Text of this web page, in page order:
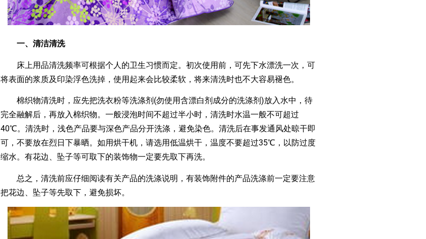
一、清洁清洗
床上用品清洗频率可根据个人的卫生习惯而定。初次使用前，可先下水漂洗一次，可
将表面的浆质及印染浮色洗掉，使用起来会比较柔软，将来清洗时也不大容易褪色。
棉织物清洗时，应先把洗衣粉等洗涤剂(勿使用含漂白剂成分的洗涤剂)放入水中，待
完全融解后，再放入棉织物。一般浸泡时间不超过半小时，清洗时水温一般不可超过
40℃。清洗时，浅色产品要与深色产品分开洗涤，避免染色。清洗后在事发通风处晾干即
可，不要放在烈日下暴晒。如用烘干机，请选用低温烘干，温度不要超过35℃，以防过度
缩水。有花边、坠子等可取下的装饰物一定要先取下再洗。
总之，清洗前应仔细阅读有关产品的洗涤说明，有装饰附件的产品洗涤前一定要注意
把花边、坠子等先取下，避免损坏。